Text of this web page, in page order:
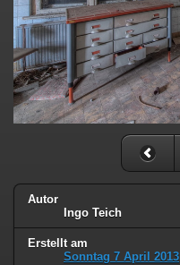
Autor
Ingo Teich
Erstellt am
Sonntag 7 April 2013